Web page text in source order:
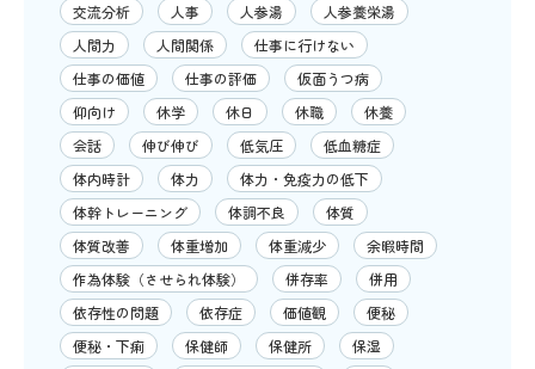
交流分析
人事 人参湯
人参養栄湯
人間力
人間関係
仕事に行けない
仕事の価値
仕事の評価
仮面うつ病
仰向け
休学 休日 休職
休養
会話
伸び伸び 低気圧
低血糖症
体内時計
体力
体力・免疫力の低下
体幹トレーニング
体調不良
体質
体質改善
体重増加 体重減少
余暇時間
作為体験（させられ体験）
併存率
併用
依存性の問題
依存症 価値観
便秘
便秘・下痢
保健師 保健所
保湿